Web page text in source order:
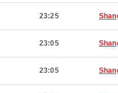
23:25
23:05
23:05